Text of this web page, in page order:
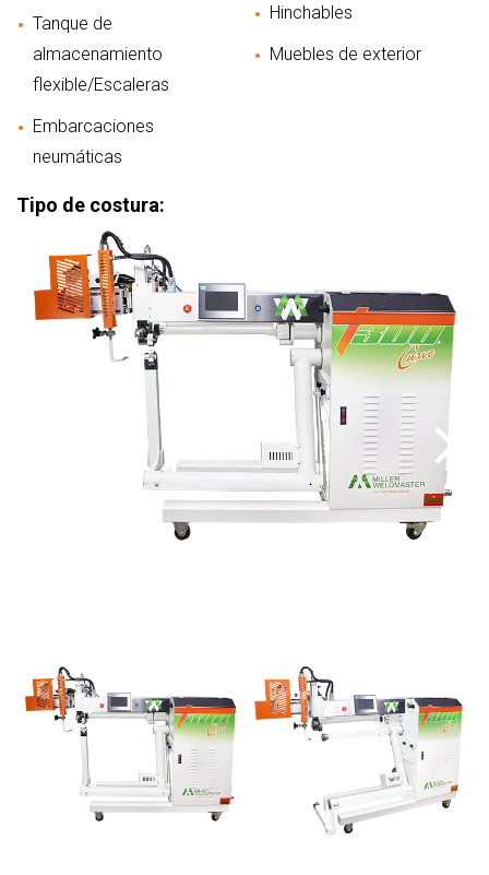
Tanque de
almacenamiento
flexible/Escaleras
Embarcaciones
neumáticas
Hinchables
Muebles de exterior
Tipo de costura: